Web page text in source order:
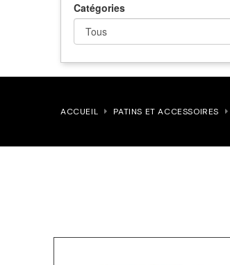
Catégories
ACCUEIL PATINS ET ACCESSOIRES